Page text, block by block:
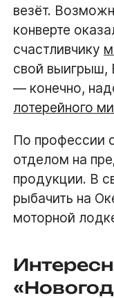
везёт.
конверте
счастливчику
свой выигрыш,
— конечно,
лотерейного
По профессии
отделом на
продукции. В
рыбачить на
моторной